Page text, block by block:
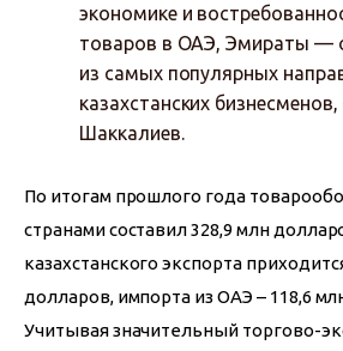
экономике и
товаров в ОАЭ, Эмираты —
из самых популярных
казахстанских
Шаккалиев.
По итогам прошлого года
странами составил 328,9 млн
казахстанского экспорта
долларов, импорта из ОАЭ – 118,6
Учитывая значительный торгово-